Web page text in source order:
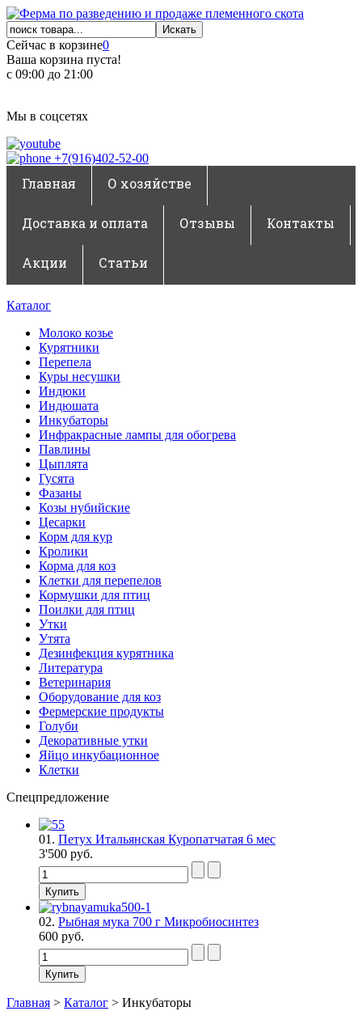
Сейчас в корзине0
Ваша корзина пуста!
с 09:00 до 21:00
Мы в соцсетях
+7(916)402-52-00
Главная О хозяйстве
Доставка и оплата Отзывы Контакты
Акции Статьи
Каталог
Молоко козье
Курятники
Перепела
Куры несушки
Индюки
Индюшата
Инкубаторы
Инфракрасные лампы для обогрева
Павлины
Цыплята
Гусята
Фазаны
Козы нубийские
Цесарки
Корм для кур
Кролики
Корма для коз
Клетки для перепелов
Кормушки для птиц
Поилки для птиц
Утки
Утята
Дезинфекция курятника
Литература
Ветеринария
Оборудование для коз
Фермерские продукты
Голуби
Декоративные утки
Яйцо инкубационное
Клетки
Спецпредложение
01. Петух Итальянская Куропатчатая 6 мес
3'500 руб.
02. Рыбная мука 700 г Микробиосинтез
600 руб.
Главная > Каталог > Инкубаторы